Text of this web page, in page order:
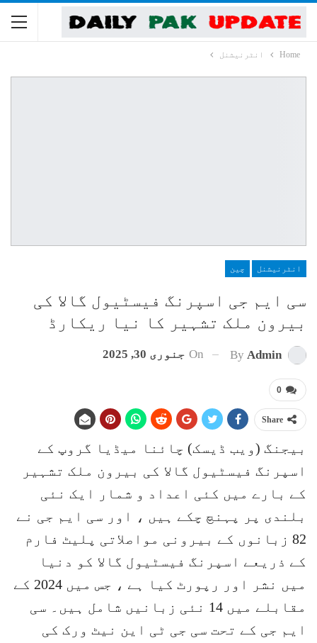
Home انٹرنیشنل
انٹرنیشنل چین
سی ایم جی اسپرنگ فیسٹیول گالا کی
بیرون ملک تشہیر کا نیا ریکارڈ
By Admin
On جنوری 30, 2025
0
Share
بیجنگ (ویب ڈیسک) چائنا میڈیا گروپ کے
اسپرنگ فیسٹیول گالا کی بیرون ملک تشہیر
کے بارے میں کئی اعداد و شمار ایک نئی
بلندی پر پہنچ چکے ہیں ، اور سی ایم جی نے
82 زبانوں کے بیرونی مواصلاتی پلیٹ فارم
کے ذریعے اسپرنگ فیسٹیول گالا کو دنیا
میں نشر اور رپورٹ کیا ہے ، جس میں 2024 کے
مقابلے میں 14 نئی زبانیں شامل ہیں۔ سی
ایم جی کے تحت سی جی ٹی این نیٹ ورک کی